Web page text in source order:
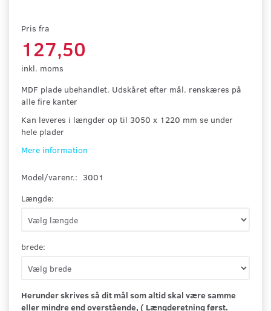
Pris fra
127,50
inkl. moms
MDF plade ubehandlet. Udskåret efter mål. renskæres på
alle fire kanter
Kan leveres i længder op til 3050 x 1220 mm se under
hele plader
Mere information
Model/varenr.: 3001
Længde:
brede:
Herunder skrives så dit mål som altid skal være samme
eller mindre end overstående, ( Længderetning først.